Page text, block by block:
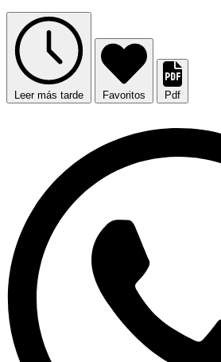
Leer más tarde Favoritos Pdf